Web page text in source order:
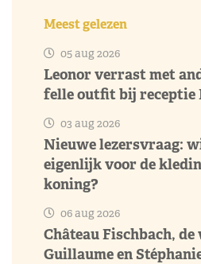
Meest gelezen
05 aug 2026
Leonor verrast met
felle outfit bij receptie
03 aug 2026
Nieuwe lezersvraag:
eigenlijk voor de
koning?
06 aug 2026
Château Fischbach,
Guillaume en